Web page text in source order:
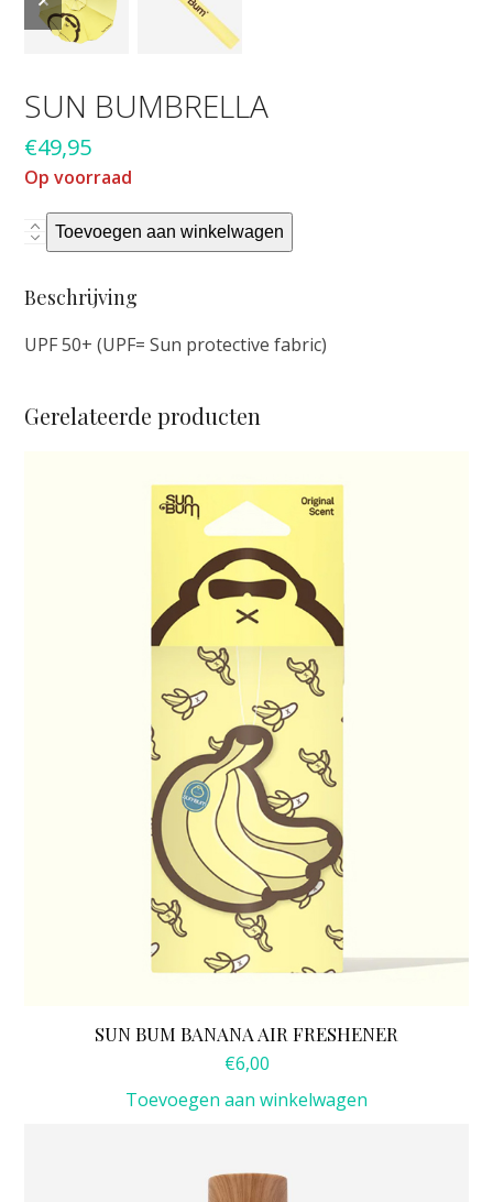
slide
slide
SUN BUMBRELLA
€49,95
Op voorraad
Sun
Bumbrella
aantal
Toevoegen aan winkelwagen
Beschrijving
UPF 50+ (UPF= Sun protective fabric)
Gerelateerde producten
SUN BUM BANANA AIR FRESHENER
€6,00
Toevoegen aan winkelwagen